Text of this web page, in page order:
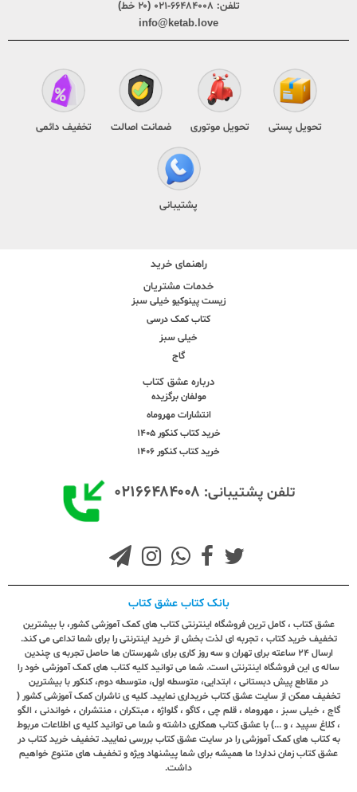
تلفن: ۶۶۴۸۴۰۰۸-۰۲۱ (۲۰ خط)
info@ketab.love
تحویل پستی تحویل موتوری ضمانت اصالت تخفیف دائمی
پشتیبانی
راهنمای خرید
خدمات مشتریان
زیست پینوکیو خیلی سبز
کتاب کمک درسی
خیلی سبز
گاج
درباره عشق کتاب
مولفان برگزیده
انتشارات مهروماه
خرید کتاب کنکور 1405
خرید کتاب کنکور 1406
تلفن پشتیبانی: ۰۲۱۶۶۴۸۴۰۰۸
بانک کتاب عشق کتاب
عشق کتاب ، کامل ترین فروشگاه اینترنتی کتاب های کمک آموزشی کشور، با بیشترین
تخفیف خرید کتاب ، تجربه ای لذت بخش از خرید اینترنتی را برای شما تداعی می کند.
ارسال ٢٤ ساعته برای تهران و سه روز کاری برای شهرستان ها حاصل تجربه ی چندین
ساله ی این فروشگاه اینترنتی است. شما می توانید کلیه کتاب های کمک آموزشی خود را
در مقاطع پیش دبستانی ، ابتدایی، متوسطه اول، متوسطه دوم، کنکور با بیشترین
تخفیف ممکن از سایت عشق کتاب خریداری نمایید. کلیه ی ناشران کمک آموزشی کشور (
گاج ، خیلی سبز ، مهروماه ، قلم چی ، کاگو ، گلواژه ، مبتکران ، منتشران ، خواندنی ، الگو
، کلاغ سپید ، و ...) با عشق کتاب همکاری داشته و شما می توانید کلیه ی اطلاعات مربوط
به کتاب های کمک آموزشی را در سایت عشق کتاب بررسی نمایید. تخفیف خرید کتاب در
عشق کتاب زمان ندارد! ما همیشه برای شما پیشنهاد ویژه و تخفیف های متنوع خواهیم
داشت.